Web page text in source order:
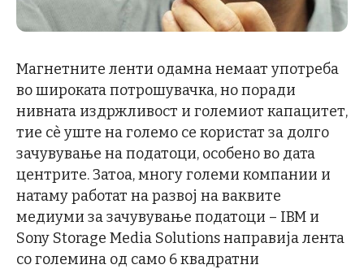
Магнетните ленти одамна немаат употреба
во широката потрошувачка, но поради
нивната издржливост и големиот капацитет,
тие сѐ уште на големо се користат за долго
зачувување на податоци, особено во дата
центрите. Затоа, многу големи компании и
натаму работат на развој на ваквите
медиуми за зачувување податоци – IBM и
Sony Storage Media Solutions направија лента
со големина од само 6 квадратни